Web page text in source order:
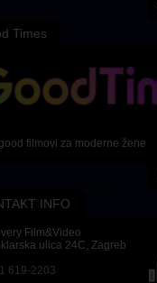
Times
filmovi za moderne žene
INFO
Film&Video
ulica 24C, Zagreb
619-2203